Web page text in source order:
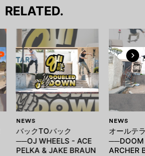
RELATED.
NEWS
バックTOバック
──OJ WHEELS - ACE
PELKA & JAKE BRAUN
NEWS
オールテ
──DOOM
ARCHER